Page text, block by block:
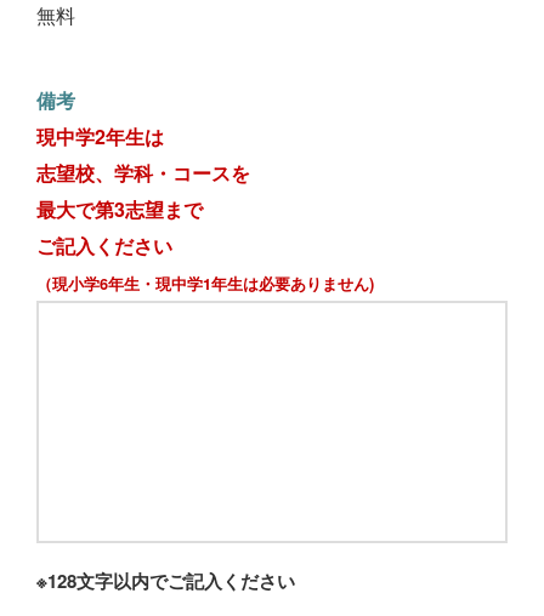
無料
備考
現中学2年生は
志望校、学科・コースを
最大で第3志望まで
ご記入ください
（現小学6年生・現中学1年生は必要ありません)
※128文字以内でご記入ください